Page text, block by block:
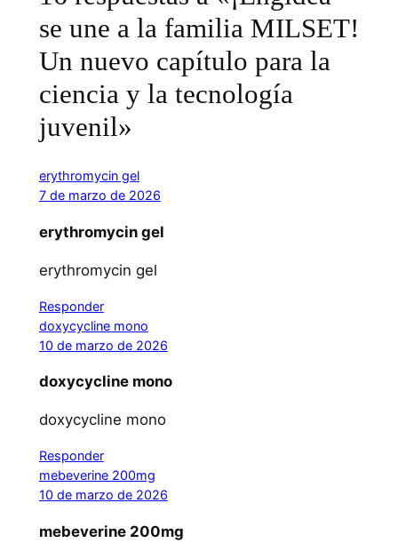
se une a la familia MILSET!
Un nuevo capítulo para la
ciencia y la tecnología
juvenil»
erythromycin gel
7 de marzo de 2026
erythromycin gel
erythromycin gel
Responder
doxycycline mono
10 de marzo de 2026
doxycycline mono
doxycycline mono
Responder
mebeverine 200mg
10 de marzo de 2026
mebeverine 200mg